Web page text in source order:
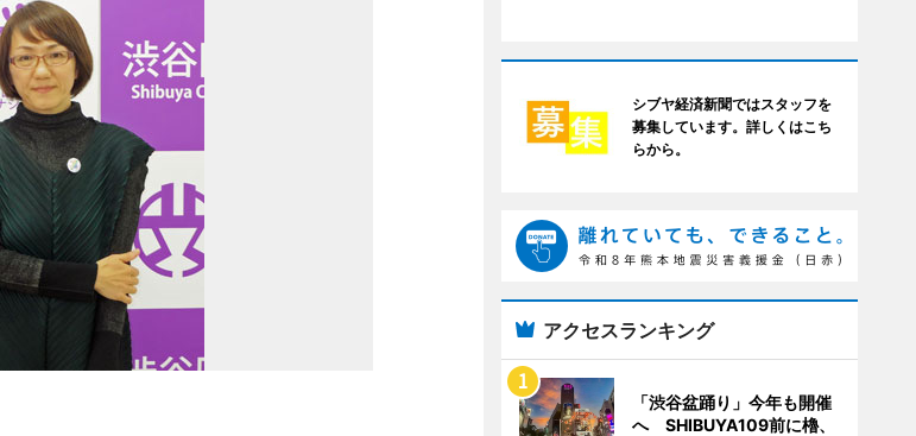
シブヤ経済新聞ではスタッフを
募集しています。詳しくはこち
らから。
アクセスランキング
「渋谷盆踊り」今年も開催
へ SHIBUYA109前に櫓、